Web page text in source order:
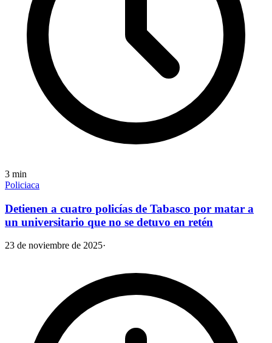
3 min
Policiaca
Detienen a cuatro policías de Tabasco por matar a
un universitario que no se detuvo en retén
23 de noviembre de 2025·